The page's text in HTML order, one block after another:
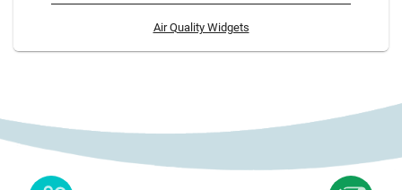
Air Quality Widgets